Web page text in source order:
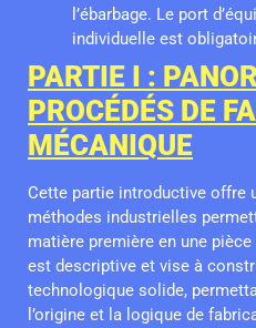
l’ébarbage. Le port
individuelle est
PARTIE I :
PROCÉDÉS DE
MÉCANIQUE
Cette partie introductive offre
méthodes industrielles
matière première en une
est descriptive et vise à
technologique solide,
l’origine et la logique de